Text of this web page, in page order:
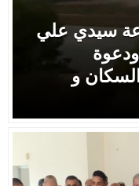
سيدي علي
و